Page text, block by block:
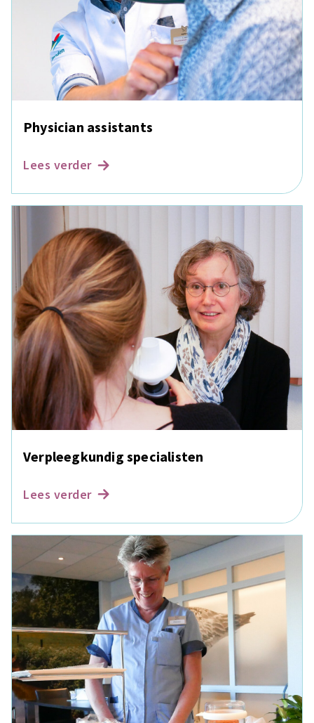
Physician assistants
Lees verder
Verpleegkundig specialisten
Lees verder